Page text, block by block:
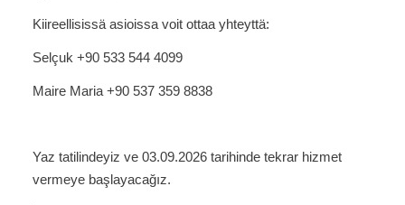
Kiireellisissä asioissa voit ottaa yhteyttä:
Selçuk +90 533 544 4099
Maire Maria +90 537 359 8838
Yaz tatilindeyiz ve 03.09.2026 tarihinde tekrar hizmet
vermeye başlayacağız.